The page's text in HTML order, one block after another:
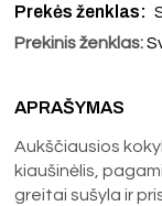
Prekės ženklas:
Prekinis ženklas:
APRAŠYMAS
Aukščiausios
kiaušinėlis,
greitai sušyla ir